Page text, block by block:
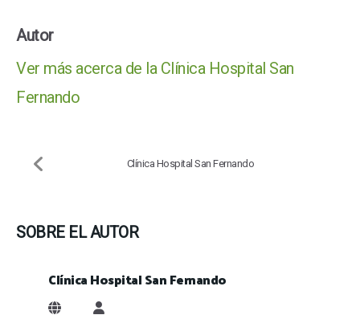
Autor
Ver más acerca de la Clínica Hospital San
Fernando
Clínica Hospital San Fernando
SOBRE EL AUTOR
Clínica Hospital San Fernando
Clínica Hospital San Fernando